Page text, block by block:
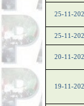
25-11-
25-11-
20-11-
19-11-